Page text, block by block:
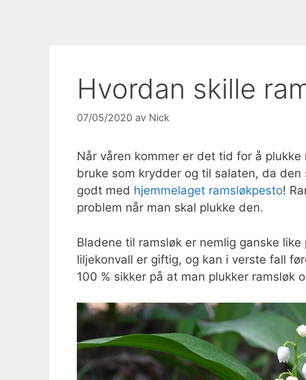
Hvordan skille
07/05/2020 av Nick
Når våren kommer er det tid for å
bruke som krydder og til salaten, da
godt med hjemmelaget ramsløkpesto!
problem når man skal plukke den.
Bladene til ramsløk er nemlig ganske
liljekonvall er giftig, og kan i verste fall
100 % sikker på at man plukker ramsløk